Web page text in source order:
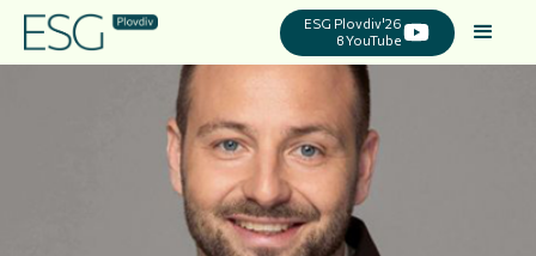
ESG Plovdiv'26
в YouTube